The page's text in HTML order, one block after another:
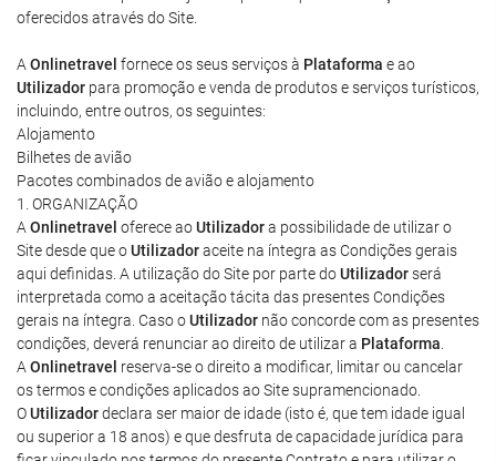
oferecidos através do Site.
A Onlinetravel fornece os seus serviços à Plataforma e ao
Utilizador para promoção e venda de produtos e serviços turísticos,
incluindo, entre outros, os seguintes:
Alojamento
Bilhetes de avião
Pacotes combinados de avião e alojamento
1. ORGANIZAÇÃO
A Onlinetravel oferece aoUtilizadora possibilidade de utilizar o
Site desde que oUtilizadoraceite na íntegra as Condições gerais
aqui definidas. A utilização do Site por parte doUtilizadorserá
interpretada como a aceitação tácita das presentes Condições
gerais na íntegra. Caso oUtilizador não concorde com as presentes
condições, deverá renunciar ao direito de utilizar a Plataforma
A Onlinetravel reserva-se o direito a modificar, limitar ou cancelar
os termos e condições aplicados ao Site supramencionado.
OUtilizadordeclara ser maior de idade (isto é, que tem idade igual
ou superior a 18 anos) e que desfruta de capacidade jurídica para